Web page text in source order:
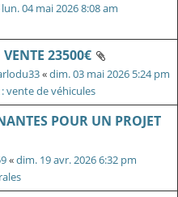
lun. 04 mai 2026 8:08 am
23500€
«dim. 03 mai 2026 5:24 pm
vente de véhicules
POUR UN PROJET
«dim. 19 avr. 2026 6:32 pm